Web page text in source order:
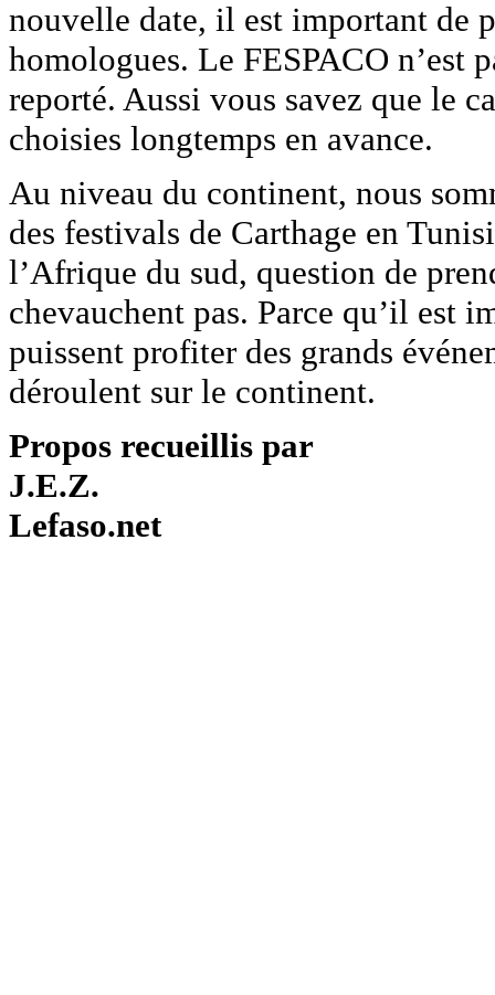
nouvelle date, il est important de
homologues. Le FESPACO n’est
reporté. Aussi vous savez que le
choisies longtemps en avance.
Au niveau du continent, nous
des festivals de Carthage en
l’Afrique du sud, question de
chevauchent pas. Parce qu’il est
puissent profiter des grands
déroulent sur le continent.
Propos recueillis par
J.E.Z.
Lefaso.net